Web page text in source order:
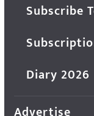
Subscribe
Diary 2026